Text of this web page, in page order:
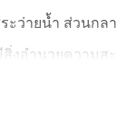
ว่ายน้ำ ส่วนกลา
สิ่งอำนวยความ
Home Village